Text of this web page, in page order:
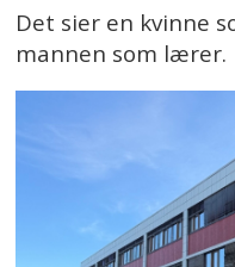
Det sier en kvinne
mannen som lærer.